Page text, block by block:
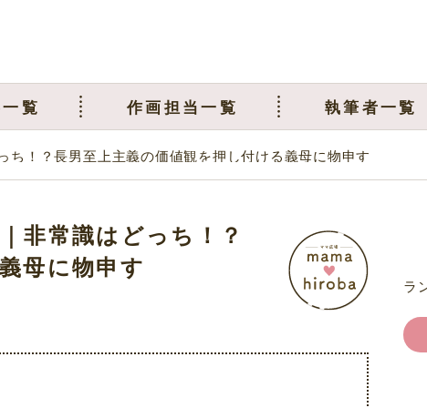
覧 作画担当一覧 執筆者一覧
ち！？長男至上主義の価値観を押し付ける義母に物申す
非常識はどっち！？
母に物申す
ラ